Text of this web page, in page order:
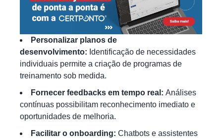
Personalizar planos de
desenvolvimento: Identificação de necessidades
individuais permite a criação de programas de
treinamento sob medida.
Fornecer feedbacks em tempo real: Análises
contínuas possibilitam reconhecimento imediato e
oportunidades de melhoria.
Facilitar o onboarding: Chatbots e assistentes